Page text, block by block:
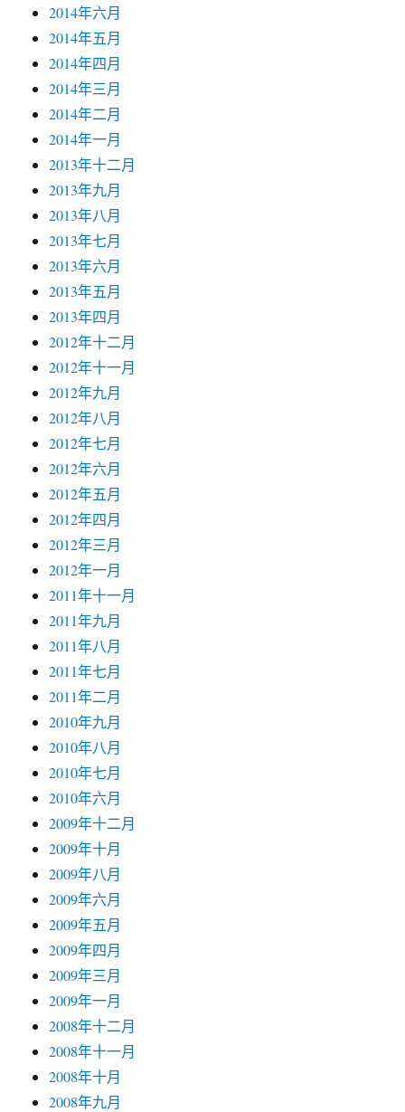
2014年六月
2014年五月
2014年四月
2014年三月
2014年二月
2014年一月
2013年十二月
2013年九月
2013年八月
2013年七月
2013年六月
2013年五月
2013年四月
2012年十二月
2012年十一月
2012年九月
2012年八月
2012年七月
2012年六月
2012年五月
2012年四月
2012年三月
2012年一月
2011年十一月
2011年九月
2011年八月
2011年七月
2011年二月
2010年九月
2010年八月
2010年七月
2010年六月
2009年十二月
2009年十月
2009年八月
2009年六月
2009年五月
2009年四月
2009年三月
2009年一月
2008年十二月
2008年十一月
2008年十月
2008年九月